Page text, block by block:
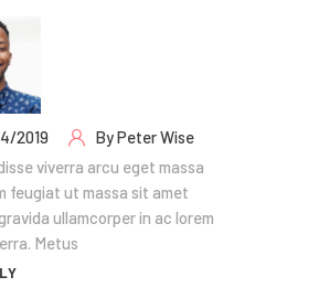
2019 ByPeter Wise
viverra arcu eget massa
feugiat ut massa sit amet
ullamcorper in ac lorem
Metus